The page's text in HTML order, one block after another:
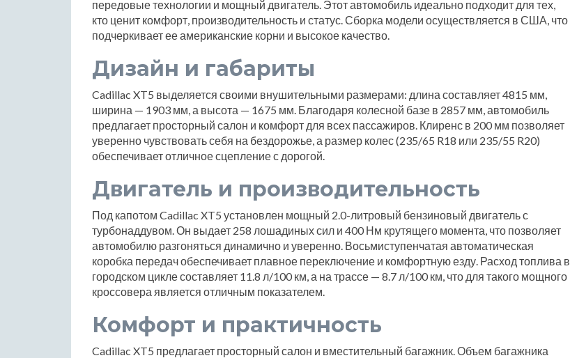
передовые технологии и мощный двигатель. Этот автомобиль идеально подходит для тех,
кто ценит комфорт, производительность и статус. Сборка модели осуществляется в США, что
подчеркивает ее американские корни и высокое качество.
Дизайн и габариты
Cadillac XT5 выделяется своими внушительными размерами: длина составляет 4815 мм,
ширина — 1903 мм, а высота — 1675 мм. Благодаря колесной базе в 2857 мм, автомобиль
предлагает просторный салон и комфорт для всех пассажиров. Клиренс в 200 мм позволяет
уверенно чувствовать себя на бездорожье, а размер колес (235/65 R18 или 235/55 R20)
обеспечивает отличное сцепление с дорогой.
Двигатель и производительность
Под капотом Cadillac XT5 установлен мощный 2.0-литровый бензиновый двигатель с
турбонаддувом. Он выдает 258 лошадиных сил и 400 Нм крутящего момента, что позволяет
автомобилю разгоняться динамично и уверенно. Восьмиступенчатая автоматическая
коробка передач обеспечивает плавное переключение и комфортную езду. Расход топлива в
городском цикле составляет 11.8 л/100 км, а на трассе — 8.7 л/100 км, что для такого мощного
кроссовера является отличным показателем.
Комфорт и практичность
Cadillac XT5 предлагает просторный салон и вместительный багажник. Объем багажника